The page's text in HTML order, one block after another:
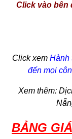
Click vào bên
Click xem Hành
đến mọi
Xem thêm:
BẢNG